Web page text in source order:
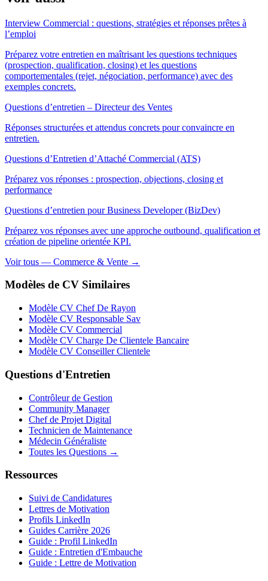
Interview Commercial : questions, stratégies et réponses prêtes à
l’emploi
Préparez votre entretien en maîtrisant les questions techniques
(prospection, qualification, closing) et les questions
comportementales (rejet, négociation, performance) avec des
exemples concrets.
Questions d’entretien – Directeur des Ventes
Réponses structurées et attendus concrets pour convaincre en
entretien.
Questions d’Entretien d’Attaché Commercial (ATS)
Préparez vos réponses : prospection, objections, closing et
performance
Questions d’entretien pour Business Developer (BizDev)
Préparez vos réponses avec une approche outbound, qualification et
création de pipeline orientée KPI.
Voir tous — Commerce & Vente →
Modèles de CV Similaires
Modèle CV Chef De Rayon
Modèle CV Responsable Sav
Modèle CV Commercial
Modèle CV Charge De Clientele Bancaire
Modèle CV Conseiller Clientele
Questions d'Entretien
Contrôleur de Gestion
Community Manager
Chef de Projet Digital
Technicien de Maintenance
Médecin Généraliste
Toutes les Questions →
Ressources
Suivi de Candidatures
Lettres de Motivation
Profils LinkedIn
Guides Carrière 2026
Guide : Profil LinkedIn
Guide : Entretien d'Embauche
Guide : Lettre de Motivation